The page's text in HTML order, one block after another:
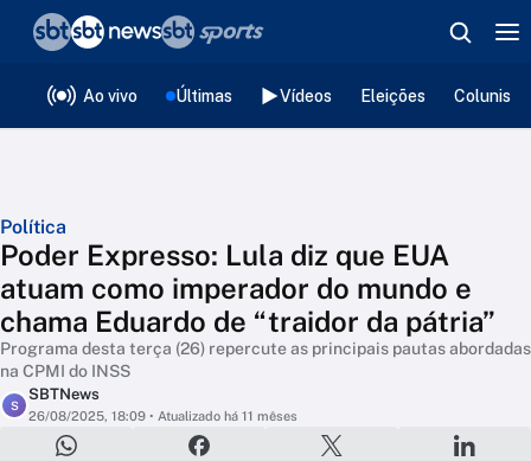
Ao vivo Últimas Vídeos Eleições
Política
Poder Expresso: Lula diz que EUA
atuam como imperador do mundo e
chama Eduardo de “traidor da pátria”
Programa desta terça (26) repercute as principais pautas abordadas
na CPMI do INSS
S
SBTNews
26/08/2025, 18:09 • Atualizado há 11 mêses
❮voltar
Editorias